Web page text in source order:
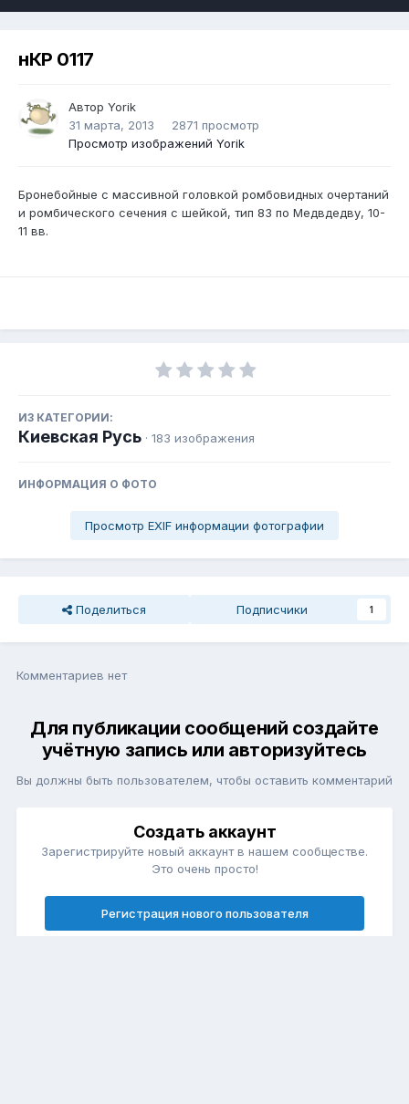
нКР 0117
Автор Yorik
31 марта, 2013
2871 просмотр
Просмотр изображений Yorik
Бронебойные с массивной головкой ромбовидных очертаний
и ромбического сечения с шейкой, тип 83 по Медвдедву, 10-
11 вв.
ИЗ КАТЕГОРИИ:
Киевская Русь · 183 изображения
ИНФОРМАЦИЯ О ФОТО
Просмотр EXIF информации фотографии
Поделиться Подписчики 1
Комментариев нет
Для публикации сообщений создайте
учётную запись или авторизуйтесь
Вы должны быть пользователем, чтобы оставить комментарий
Создать аккаунт
Зарегистрируйте новый аккаунт в нашем сообществе.
Это очень просто!
Регистрация нового пользователя